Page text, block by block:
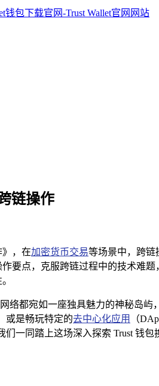
链操作
》，在加密货币交易等场景中，跨链
要点，克服跨链过程中的技术难
络都宛如一座独具魅力的神秘岛
或是畅玩特定的去中心化应用
（
一同踏上这场深入探索 Trust 钱包